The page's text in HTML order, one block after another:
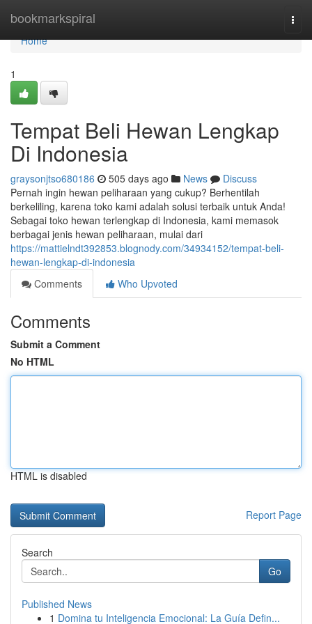
bookmarkspiral
Home
Home
1
Tempat Beli Hewan Lengkap
Di Indonesia
graysonjtso680186 505 days ago News
Discuss
Pernah ingin hewan peliharaan yang cukup? Berhentilah
berkeliling, karena toko kami adalah solusi terbaik untuk Anda!
Sebagai toko hewan terlengkap di Indonesia, kami memasok
berbagai jenis hewan peliharaan, mulai dari
https://mattielndt392853.blognody.com/34934152/tempat-beli-
hewan-lengkap-di-indonesia
Comments
Who Upvoted
Comments
Submit a Comment
No HTML
HTML is disabled
Report Page
Search
Go
Published News
1 Domina tu Inteligencia Emocional: La Guía Defin...